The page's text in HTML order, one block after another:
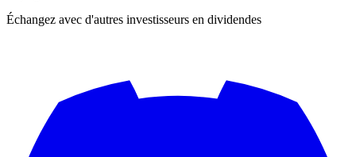
Échangez avec d'autres investisseurs en dividendes